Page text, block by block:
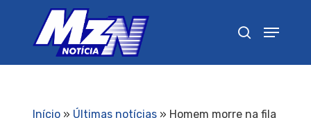
Início» Últimas notícias» Homem morre na fila